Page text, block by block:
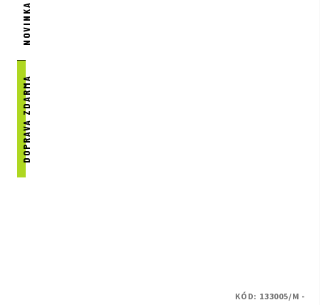
NOVINKA
DOPRAVA ZDARMA
KÓD: 133005/M -